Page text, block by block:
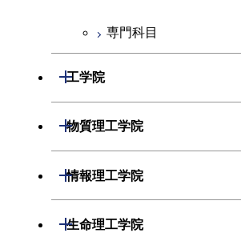
地球惑星科学コ
専門科目
工学院
開閉
機械系
開閉
エネルギーコ
システム制御
電気電子系
開閉
物質理工学院
開閉
材料系
開閉
情報理工学院
開閉
数理・計算科学系
開閉
生命理工学院
開閉